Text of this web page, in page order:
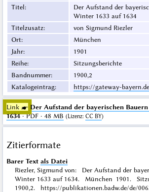
Titel:
Der Aufstand der
Winter 1633 auf 1634
Titelzusatz:
von Sigmund Riezler
Ort:
München
Jahr:
1901
Reihe:
Sitzungsberichte
Bandnummer:
1900,2
Katalogeintrag: https://gateway-
Link ☛ Der Aufstand der bayerischen
1634· PDF · 48 MB (Lizenz: CC BY)
Zitierformate
Barer Text als Datei
Riezler, Sigmund von: Der Aufstand der
Winter 1633 auf 1634. München 1901.
1900,2. https://publikationen.badw.de/de/